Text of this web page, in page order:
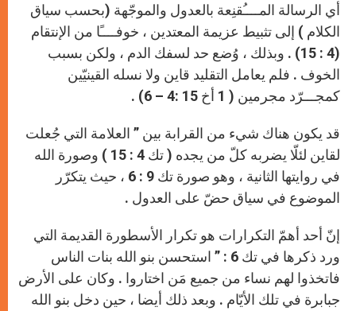
أي الرسالة المــــُقنِعة بالعدول والموجّهة (بحسب سياق
الكلام ) إلى تثبيط عزيمة المعتدين ، خوفــــًا من الإنتقام
(4 : 15) . وبذلك ، وُضع حد لسفك الدم ، ولكن بسبب
الخوف . فلم يعامل التقليد قاين ولا نسله القينيّين
كمجـــرّد مجرمين ( 1 أخ 15 :4 – 6) .
قد يكون هناك شيء من القرابة بين ” العلامة التي جُعلت
لقاين لئلّا يضربه كلّ من يجده ( تك 4 : 15 ) وصورة الله
في روايتها الثانية ، وهو صورة تك 9 : 6 ، حيث يتكرّر
الموضوع في سياق حضّ على العدول .
إنّ أحد أهمّ التكرارات هو تكرار الأسطورة القديمة التي
ورد ذكرها في تك 6 : ” استحسن بنو الله بنات الناس
فاتخذوا لهم نساء من جميع مَن اختاروا . وكان على الأرض
جبابرة في تلك الأيّام . وبعد ذلك أيضا ، حين دخل بنو الله